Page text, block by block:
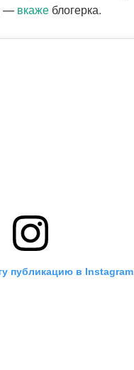
— вкаже блогерка.
публикацию в Instagram